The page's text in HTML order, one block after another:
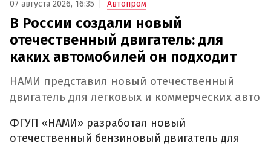
07 августа 2026, 16:35 Автопром
В России создали новый
отечественный двигатель: для
каких автомобилей он подходит
НАМИ представил новый отечественный
двигатель для легковых и коммерческих авто
ФГУП «НАМИ» разработал новый
отечественный бензиновый двигатель для